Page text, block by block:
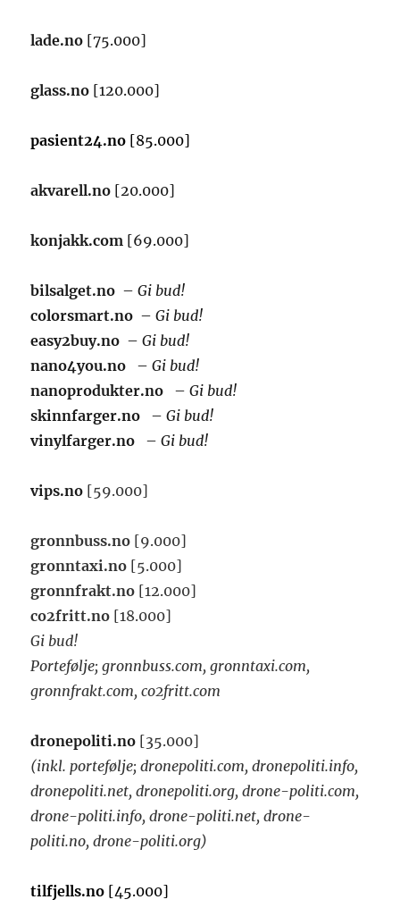
lade.no [75.000]
glass.no [120.000]
pasient24.no [85.000]
akvarell.no [20.000]
konjakk.com [69.000]
bilsalget.no –Gi bud!
colorsmart.no –Gi bud!
easy2buy.no –Gi bud!
nano4you.no –Gi bud!
nanoprodukter.no –Gi bud!
skinnfarger.no –Gi bud!
vinylfarger.no –Gi bud!
vips.no [59.000]
gronnbuss.no [9.000]
gronntaxi.no [5.000]
gronnfrakt.no [12.000]
co2fritt.no [18.000]
Gi bud!
Portefølje; gronnbuss.com, gronntaxi.com,
gronnfrakt.com, co2fritt.com
dronepoliti.no [35.000]
(inkl. portefølje; dronepoliti.com, dronepoliti.info,
dronepoliti.net, dronepoliti.org, drone-politi.com,
drone-politi.info, drone-politi.net, drone-
politi.no, drone-politi.org)
tilfjells.no [45.000]